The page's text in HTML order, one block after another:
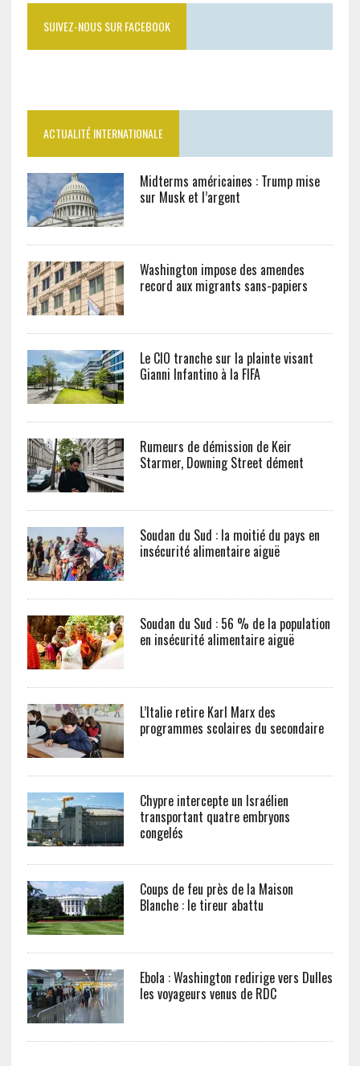
SUIVEZ-NOUS SUR FACEBOOK
ACTUALITÉ INTERNATIONALE
Midterms américaines : Trump mise
sur Musk et l’argent
Washington impose des amendes
record aux migrants sans-papiers
Le CIO tranche sur la plainte visant
Gianni Infantino à la FIFA
Rumeurs de démission de Keir
Starmer, Downing Street dément
Soudan du Sud : la moitié du pays en
insécurité alimentaire aiguë
Soudan du Sud : 56 % de la population
en insécurité alimentaire aiguë
L’Italie retire Karl Marx des
programmes scolaires du secondaire
Chypre intercepte un Israélien
transportant quatre embryons
congelés
Coups de feu près de la Maison
Blanche : le tireur abattu
Ebola : Washington redirige vers Dulles
les voyageurs venus de RDC